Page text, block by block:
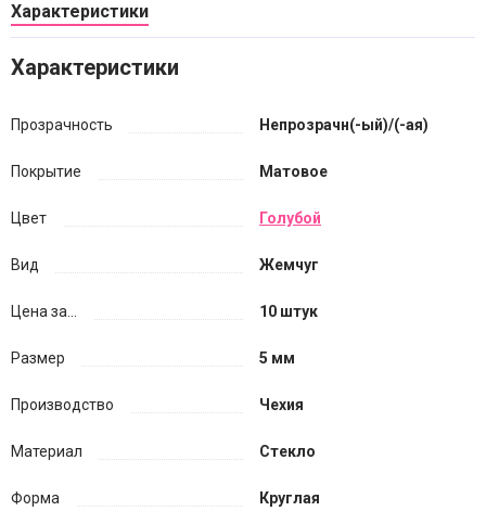
Характеристики
Характеристики
Прозрачность Непрозрачн(-ый)/(-ая)
Покрытие Матовое
Цвет Голубой
Вид Жемчуг
Цена за... 10 штук
Размер 5 мм
Производство Чехия
Материал Стекло
Форма Круглая